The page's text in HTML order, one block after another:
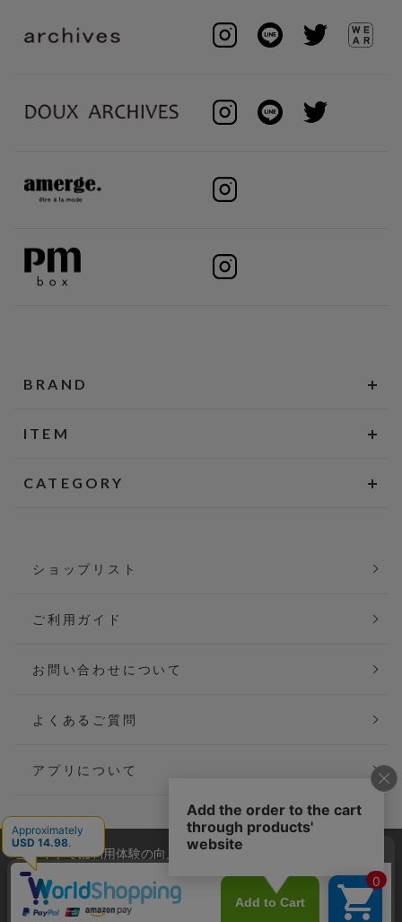
BRAND
ITEM
CATEGORY
ショップリスト
ご利用ガイド
お問い合わせについて
よくあるご質問
アプリについて
会社概要
ご利用規約
個人情報保護方針
当サイトでは利用体験の向上およびコンテンツの最適な提供、ト
ラフィックの分析を目的としてCookieを使用しています。
サイトの閲覧を継続された場合、Cookieの利用に同意したことも
のといたします。